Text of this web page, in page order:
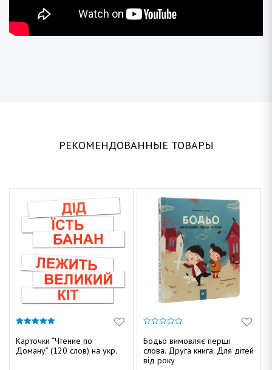
РЕКОМЕНДОВАННЫЕ ТОВАРЫ
из 5
Карточки “Чтение по
Доману” (120 слов) на укр.
и
з
5
Бодьо вимовляє перші
слова. Друга книга. Для дітей
від року